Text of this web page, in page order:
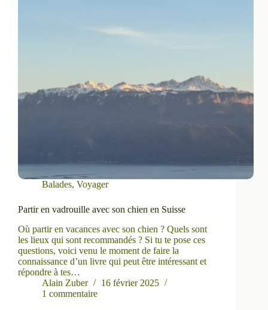
Balades, Voyager
Partir en vadrouille avec son chien en Suisse
Où partir en vacances avec son chien ? Quels sont
les lieux qui sont recommandés ? Si tu te pose ces
questions, voici venu le moment de faire la
connaissance d’un livre qui peut être intéressant et
répondre à tes…
Alain Zuber
16 février 2025
1 commentaire